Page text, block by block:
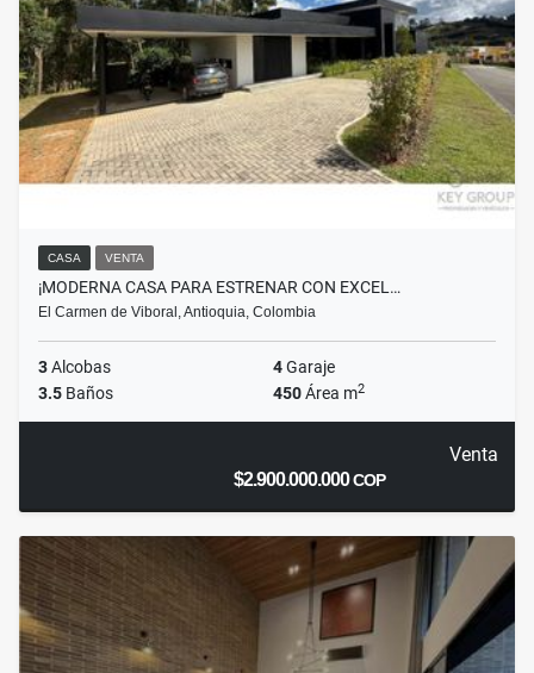
CASA VENTA
¡MODERNA CASA PARA ESTRENAR CON EXCEL…
El Carmen de Viboral, Antioquia, Colombia
3Alcobas 4Garaje
3.5 Baños 450Área m2
Venta
$2.900.000.000COP